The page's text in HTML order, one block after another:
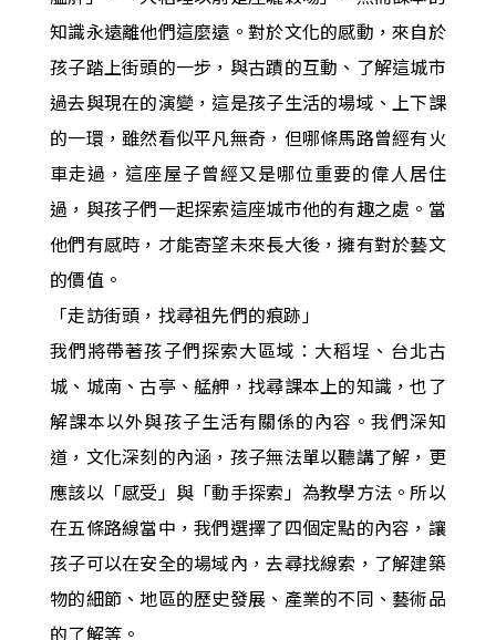
知識永遠離他們這麼遠。對於文化的感動，來自於
孩子踏上街頭的一步，與古蹟的互動、了解這城市
過去與現在的演變，這是孩子生活的場域、上下課
的一環，雖然看似平凡無奇，但哪條馬路曾經有火
車走過，這座屋子曾經又是哪位重要的偉人居住
過，與孩子們一起探索這座城市他的有趣之處。當
他們有感時，才能寄望未來長大後，擁有對於藝文
的價值。
「走訪街頭，找尋祖先們的痕跡」
我們將帶著孩子們探索大區域：大稻埕、台北古
城、城南、古亭、艋舺，找尋課本上的知識，也了
解課本以外與孩子生活有關係的內容。我們深知
道，文化深刻的內涵，孩子無法單以聽講了解，更
應該以「感受」與「動手探索」為教學方法。所以
在五條路線當中，我們選擇了四個定點的內容，讓
孩子可以在安全的場域內，去尋找線索，了解建築
物的細節、地區的歷史發展、產業的不同、藝術品
的了解等。